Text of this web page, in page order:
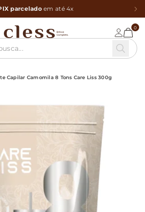
parceladoem até 4x
0
Capilar Camomila 8 Tons Care Liss 300g